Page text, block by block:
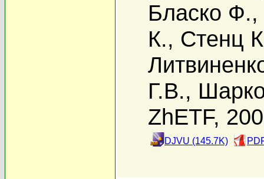
Бласко Ф.,
К., Стенц
Г.В.,
ZhETF,
DJVU (145.7K)